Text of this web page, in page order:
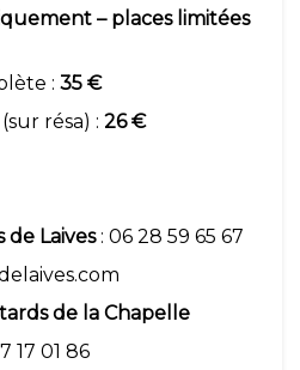
– places limitées
: 35 €
résa) : 26 €
de Laives: 06 28 59 65 67
de la Chapelle
17 01 86